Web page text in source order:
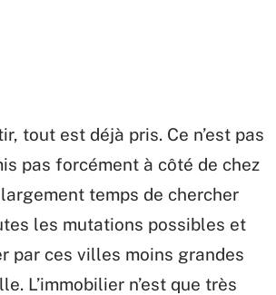
tout est déjà pris. Ce n’est pas
pas forcément à côté de chez
temps de chercher
les mutations possibles et
par ces villes moins grandes
L’immobilier n’est que très